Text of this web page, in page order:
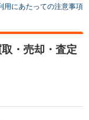
用にあたっての注意事項
・売却・査定